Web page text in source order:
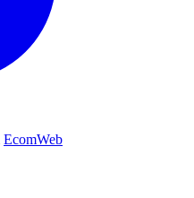
EcomWeb